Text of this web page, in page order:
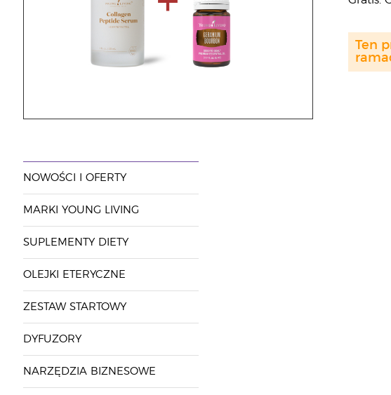
Ten
NOWOŚCI I OFERTY
MARKI YOUNG LIVING
SUPLEMENTY DIETY
OLEJKI ETERYCZNE
ZESTAW STARTOWY
DYFUZORY
NARZĘDZIA BIZNESOWE